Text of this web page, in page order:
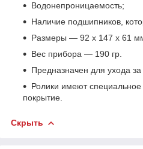
Водонепроницаемость;
Наличие подшипников,
Размеры — 92 x 147 x 61
Вес прибора — 190 гр.
Предназначен для ухода
Ролики имеют специальное
покрытие.
Скрыть